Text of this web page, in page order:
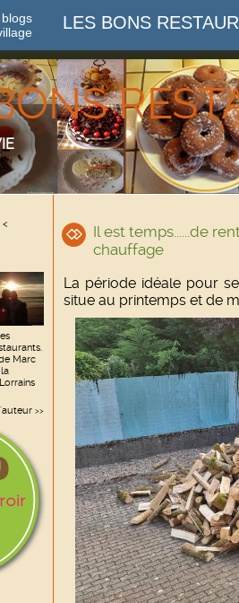
LES BONS
Marc
>>
Il est temps......de
chauffage
La période idéale pour
situe au printemps et de